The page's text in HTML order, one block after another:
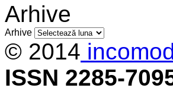
Arhive
Arhive
© 2014
ISSN 2285-